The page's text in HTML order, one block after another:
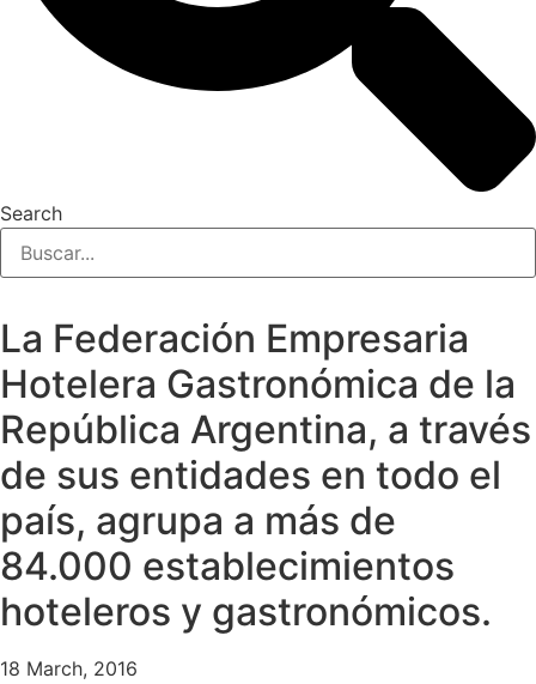
Search
La Federación Empresaria
Hotelera Gastronómica de la
República Argentina, a través
de sus entidades en todo el
país, agrupa a más de
84.000 establecimientos
hoteleros y gastronómicos.
18 March, 2016